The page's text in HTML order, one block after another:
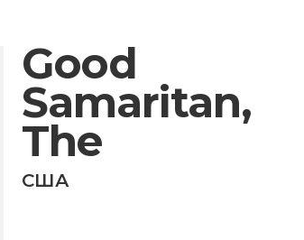
Good
Samaritan,
The
США